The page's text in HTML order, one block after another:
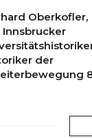
Oberkofler,
Innsbrucker
der